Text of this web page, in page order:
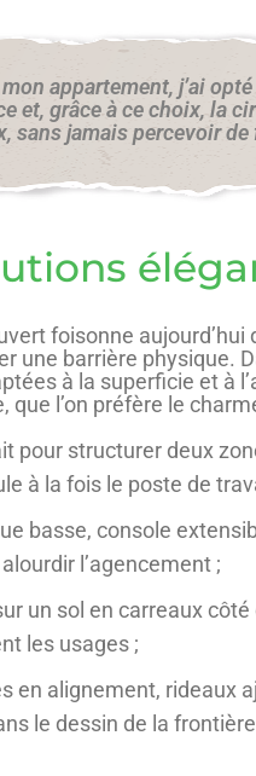
appartement, j’ai
et, grâce à ce choix, la
sans jamais percevoir de
foisonne
une barrière physique.
à la superficie et à
que l’on préfère le
pour structurer deux
à la fois le poste de
basse, console
l’agencement ;
un sol en carreaux
les usages ;
en alignement, rideaux
le dessin de la